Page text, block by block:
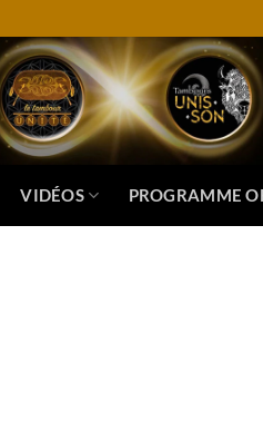
VIDÉOS PROGRAMME